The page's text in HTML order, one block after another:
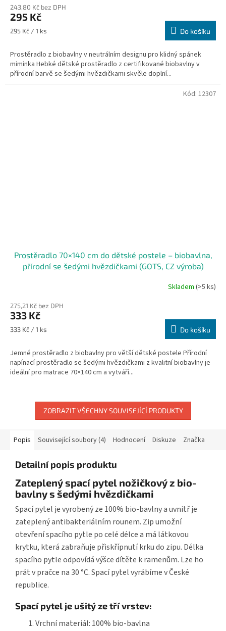
243,80 Kč bez DPH
295 Kč
Měrná
295 Kč / 1 ks Do košíku
Prostěradlo z biobavlny v neutrálním designu pro klidný spánek
miminka Hebké dětské prostěradlo z certifikované biobavlny v
přírodní barvě se šedými hvězdičkami skvěle doplní...
Prostěradlo 70×140 cm do dětské postele – biobavlna,
přírodní se šedými hvězdičkami (GOTS, CZ výroba)
Skladem (>5 ks)
275,21 Kč bez DPH
333 Kč
Měrná
333 Kč / 1 ks Do košíku
Jemné prostěradlo z biobavlny pro větší dětské postele Přírodní
napínací prostěradlo se šedými hvězdičkami z kvalitní biobavlny je
ideální pro matrace 70×140 cm a vytváří...
Kód: 12307
ZOBRAZIT VŠECHNY SOUVISEJÍCÍ PRODUKTY
Popis Související soubory (4) Hodnocení Diskuze Značka
Detailní popis produktu
Zateplený spací pytel nožičkový z bio-
bavlny s šedými hvězdičkami
Spací pytel je vyrobený ze 100% bio-bavlny a uvnitř je
zateplený antibakteriálním rounem. Zip umožní
otevření spacího pytle po celé délce a má látkovou
krytku, která zabraňuje přiskřípnutí krku do zipu. Délka
spacího pytle odpovídá výšce dítěte k ramenům. Lze ho
prát v pračce na 30 °C. Spací pytel vyrábíme v České
republice.
Spací pytel je ušitý ze tří vrstev:
Vrchní materiál: 100% bio-bavlna